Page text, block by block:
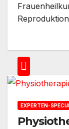
EXPERTEN-